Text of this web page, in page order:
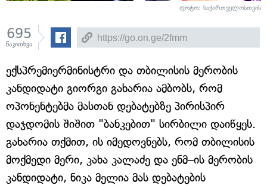
ფოტო: საქართველოსთვის
695
წაკითხვა
ექსპრემიერმინისტრი და თბილისის მერობის
კანდიდატი გიორგი გახარია ამბობს, რომ
ოპონენტებმა მასთან დებატებზე პირისპირ
დაჯდომის შიშით "ბანკებით" სირბილი დაიწყეს.
გახარია თქმით, ის იმედოვნებს, რომ თბილისის
მოქმედი მერი, კახა კალაძე და ენმ–ის მერობის
კანდიდატი, ნიკა მელია მას დებატების